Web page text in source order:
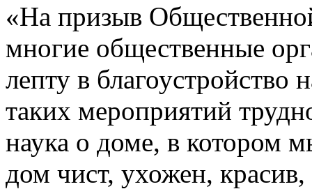
«На призыв
многие общественные
лепту в благоустройство
таких мероприятий
наука о доме, в котором
дом чист, ухожен, красив,